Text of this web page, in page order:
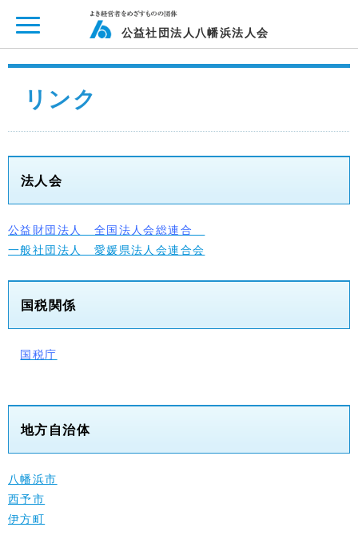
公益社団法人八幡浜法人会
リンク
法人会
公益財団法人 全国法人会総連合
一般社団法人 愛媛県法人会連合会
国税関係
国税庁
地方自治体
八幡浜市
西予市
伊方町